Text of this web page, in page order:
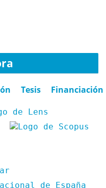
Tesis Financiación